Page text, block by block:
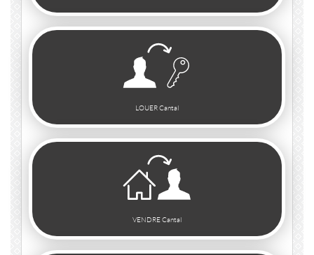
LOUER Cantal
VENDRE Cantal